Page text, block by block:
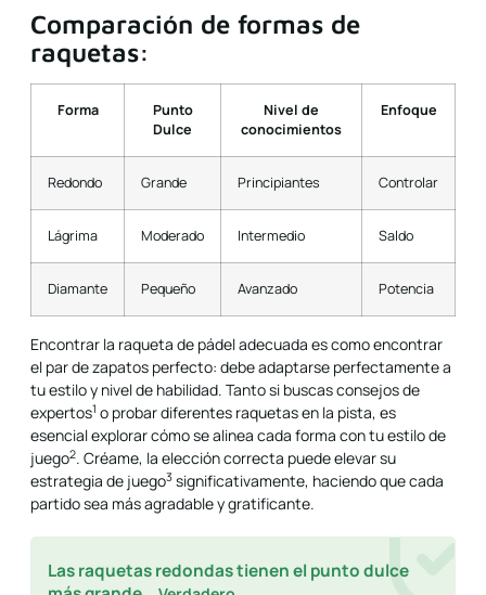
Comparación de formas de
raquetas:
Forma
Punto
Dulce
Nivel de
conocimientos
Enfoque
Redondo Grande Principiantes Controlar
Lágrima Moderado Intermedio Saldo
Diamante Pequeño Avanzado Potencia
Encontrar la raqueta de pádel adecuada es como encontrar
el par de zapatos perfecto: debe adaptarse perfectamente a
tu estilo y nivel de habilidad. Tanto si buscasconsejos de
expertos1 o probar diferentes raquetas en la pista, es
esencial explorar cómo se alinea cada forma con tuestilo de
juego2. Créame, la elección correcta puede elevar su
estrategia de juego3 significativamente, haciendo que cada
partido sea más agradable y gratificante.
Las raquetas redondas tienen el punto dulce